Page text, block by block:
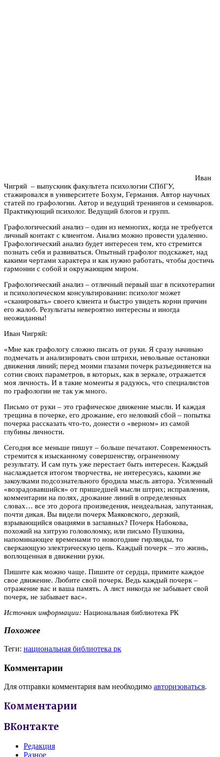
Иван
Чигряй – выпускник факультета психологии СПбГУ,
стажировался в университете Бохум, Германия. Автор научных
статей по графологии. Автор и ведущий тренингов и семинаров.
Практикующий психолог. Ведущий блогов и групп.
Графологический анализ – один из немногих, когда не требуется
личный контакт с клиентом. Анализ можно провести удаленно.
Графологический анализ будет интересен тем, кто стремится
познать себя и развиваться. Опытный графолог подскажет, над
какими чертами характера и как нужно работать, чтобы достичь
гармонии с собой и окружающим миром.
Графологический анализ – отличный первый шаг в психотерапии
и психологическом консультировании: психолог может
«сканировать» своего клиента и быстро увидеть корни причин
его жалоб. Результаты невероятно интересны и иногда
неожиданны!
Иван Чигряй:
«Мне как графологу сложно писать от руки. Я сразу начинаю
подмечать и анализировать свои штрихи, невольные остановки
движения линий; перед моими глазами почерк разъединяется на
сотни своих параметров, в которых, как в зеркале, отражается
моя личность. И в такие моменты я радуюсь, что специалистов
по графологии не так уж много.
Письмо от руки – это графическое движение мысли. И каждая
трещина в почерке, его дрожание, его неловкий сбой – попытка
почерка рассказать что-то, донести о «верном» из самой
глубины личности.
Сегодня все меньше пишут – больше печатают. Современность
стремится к изысканному совершенству, ограненному
результату. И сам путь уже перестает быть интересен. Каждый
наслаждается итогом творчества, не интересуясь, какими же
закоулками подсознательного бродила мысль автора. Усиленный
«возрадовавшийся» от пришедшей мысли штрих; исправления,
комментарии на полях, дрожание линий в определенных
словах… все это дорога произведения, неидеальная, запутанная,
почти дикая. Вы видели почерк Маяковского, дерзкий,
взрывающийся овациями в заглавных? Почерк Набокова,
похожий на хитрую головоломку, или письмо Пушкина,
напоминающее временами то новогодние гирлянды, то
сверкающую электрическую цепь. Каждый почерк – это жизнь,
воплощенная в движении руки.
Пишите как можно чаще. Пишите от сердца, примите каждое
свое движение. Любите свой почерк. Ведь каждый почерк –
отражение вас и ваша память. А лист никогда не забывает свой
почерк, не забывает вас».
Источник информации: Национальная библиотека РК
Похожее
Теги: национальная библиотека рк
Комментарии
Для отправки комментария вам необходимо авторизоваться.
Комментарии
ВКонтакте
Редакция
Разное